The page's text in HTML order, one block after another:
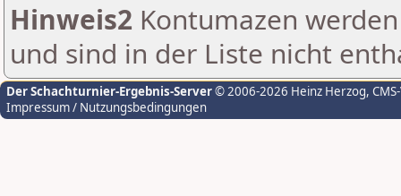
Hinweis2 Kontumazen
und sind in der Liste nicht
Der Schachturnier-Ergebnis-Server© 2006-2026 Heinz Herzog,
Impressum / Nutzungsbedingungen